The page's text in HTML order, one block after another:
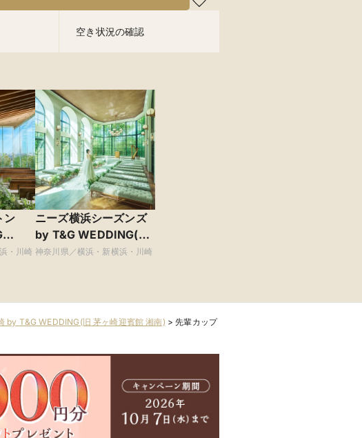
空き状況の確認
ン
トン
・川崎
ニーズ横浜シーズンズ
by T&G WEDDING(旧
ザ・シーズンズ)
神奈川県／横浜・新横浜・川崎
by T&G WEDDING(旧 茅ヶ崎迎賓館 湘南) >先輩カップ